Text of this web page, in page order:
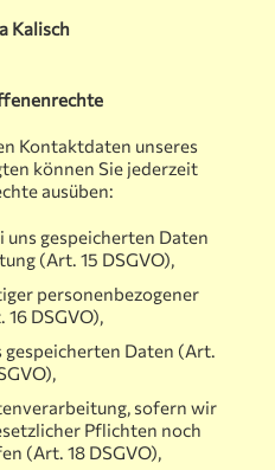
Kalisch
Kontaktdaten unseres
können Sie jederzeit
ausüben:
gespeicherten Daten
(Art. 15 DSGVO),
personenbezogener
DSGVO),
Daten (Art.
sofern wir
Pflichten noch
(Art. 18 DSGVO),